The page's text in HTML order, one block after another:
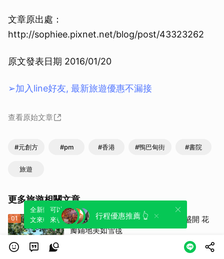
文章原出處：
http://sophiee.pixnet.net/blog/post/43323262
原文發表日期 2016/01/20
➢加入line好友, 最新旅遊優惠不漏接
查看原始文章
#元創方 #pm #香港 #鴨巴甸街 #書院
旅遊
更多旅遊相關文章
01
立秋限定美景！台北70株錫蘭橄欖盛開 花
瓣鋪地美如雪毯
行程優惠推薦 👆
全新體驗！一鍵引用此內容，透過發布貼
文來輕鬆表達個人立場。
可以轉發或引用此內容至自己的貼文中，
來發表您的評論或觀點。